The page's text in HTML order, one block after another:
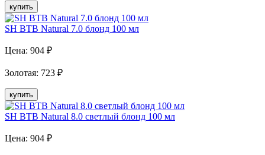
купить
SH BTB Natural 7.0 блонд 100 мл
Цена: 904 ₽
Золотая: 723 ₽
купить
SH BTB Natural 8.0 светлый блонд 100 мл
Цена: 904 ₽